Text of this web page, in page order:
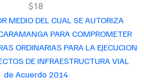
$18
de Acuerdo 2014